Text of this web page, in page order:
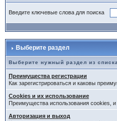
Введите ключевые слова для поиска
Выберите раздел
Выберите нужный раздел из списка
Преимущества регистрации
Как зарегистрироваться и каковы
Cookies и их использование
Преимущества использования cookies,
Авторизация и выход